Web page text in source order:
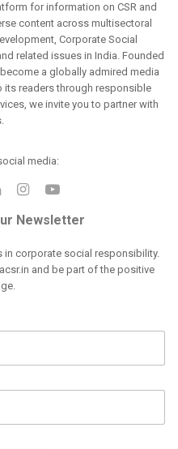
for information on CSR and
content across multisectoral
Corporate Social
related issues in India. Founded
a globally admired media
readers through responsible
we invite you to partner with
media:
Newsletter
in corporate social responsibility.
and be part of the positive